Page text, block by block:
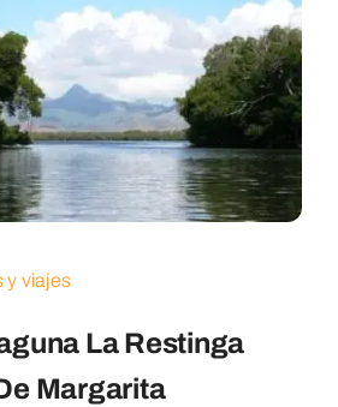
y viajes
La Restinga
Margarita